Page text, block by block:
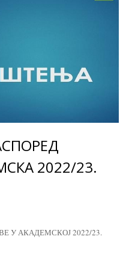
2022/23.
У АКАДЕМСКОЈ 2022/23.